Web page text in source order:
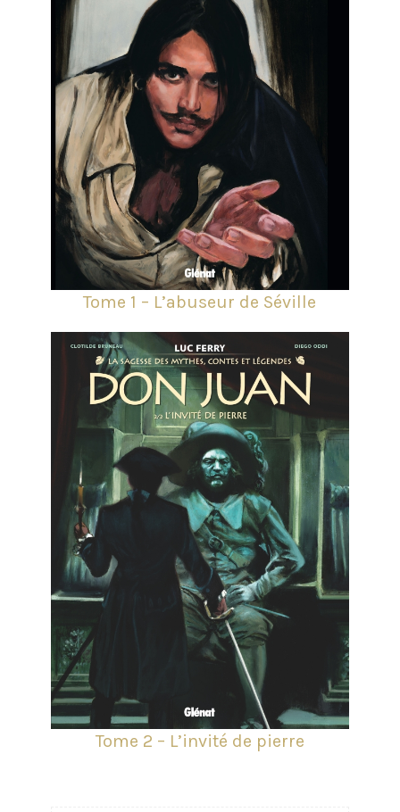
Tome 1 – L’abuseur de Séville
Tome 2 – L’invité de pierre